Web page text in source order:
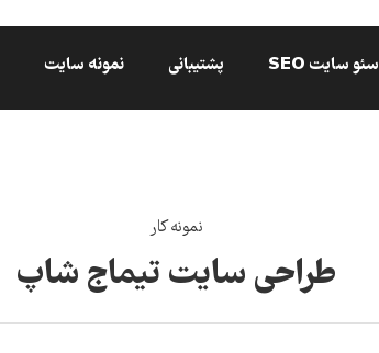
سئو سایت SEO پشتیبانی نمونه سایت
نمونه کار
طراحی سایت تیماج شاپ